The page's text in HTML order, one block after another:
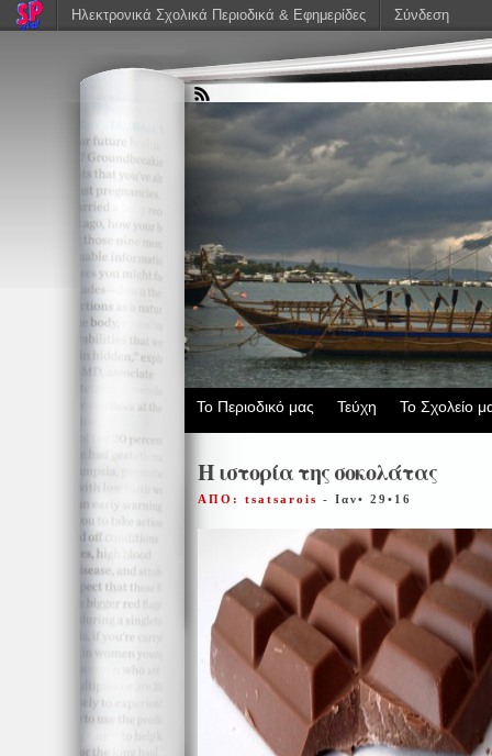
Το Περιοδικό μας Τεύχη Το Σχολείο
Η ιστορία της σοκολάτας
ΑΠΟ: tsatsarois - Ιαν• 29•16
Ηλεκτρονικά Σχολικά Περιοδικά & Εφημερίδες Σύνδεση